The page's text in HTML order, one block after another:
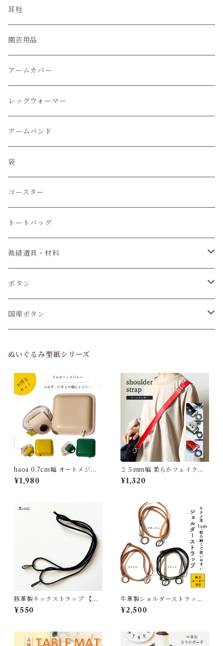
ハイソックス
クルー丈ソックス
くるぶし丈ソックス
耳栓
園芸用品
アームカバー
レッグウォーマー
アームバンド
袋
コースター
トートバッグ
裁縫道具・材料
紐
ボタン
6個セット
国産ボタン
1個(バラ売り)
ぬいぐるみ型紙シリーズ
haoa 0.7cm幅 オートメジャ
ー と 1.5cm幅 メジャー＆ホル
ダーの同色セット 200cm/79i
ト 裁縫メジャー 布メジャー お
しゃれ かわいい 測り 裁縫小物
裁縫道具 整理整頓 ペールピン
ク イエロー グリーン コンパク
¥1,980
２５mm幅 柔らかフェイクレ
ザーのショルダーストラップ
(ブラック/レッド/ホワイト)
¥1,320
豚革製ネックストラップ 【長
さオーダー可能】
¥550
牛革製ショルダーストラップ
【長さオーダー可能】
¥2,500